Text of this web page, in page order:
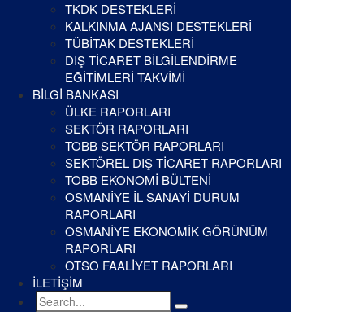
TKDK DESTEKLERİ
KALKINMA AJANSI DESTEKLERİ
TÜBİTAK DESTEKLERİ
DIŞ TİCARET BİLGİLENDİRME
EĞİTİMLERİ TAKVİMİ
BİLGİ BANKASI
ÜLKE RAPORLARI
SEKTÖR RAPORLARI
TOBB SEKTÖR RAPORLARI
SEKTÖREL DIŞ TİCARET RAPORLARI
TOBB EKONOMİ BÜLTENİ
OSMANİYE İL SANAYİ DURUM
RAPORLARI
OSMANİYE EKONOMİK GÖRÜNÜM
RAPORLARI
OTSO FAALİYET RAPORLARI
İLETİŞİM